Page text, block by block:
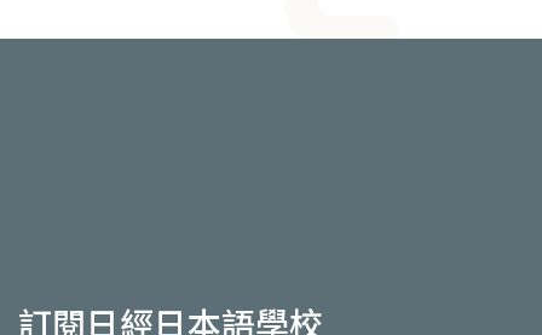
訂閱日經日本語學校